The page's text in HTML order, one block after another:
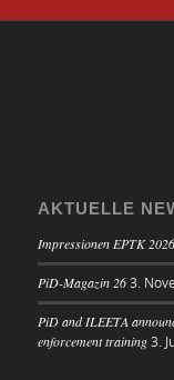
AKTUELLE
Impressionen EPTK 2026
PiD-Magazin 26 3.
PiD and ILEETA
enforcement training 3.